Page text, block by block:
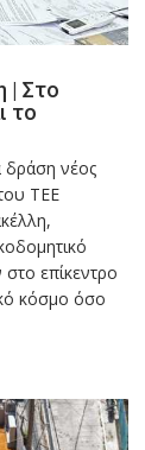
| Στο
το
δράση νέος
ΤΕΕ
στο επίκεντρο
κόσμο όσο